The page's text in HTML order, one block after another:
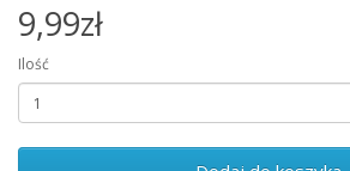
9,99zł
Ilość